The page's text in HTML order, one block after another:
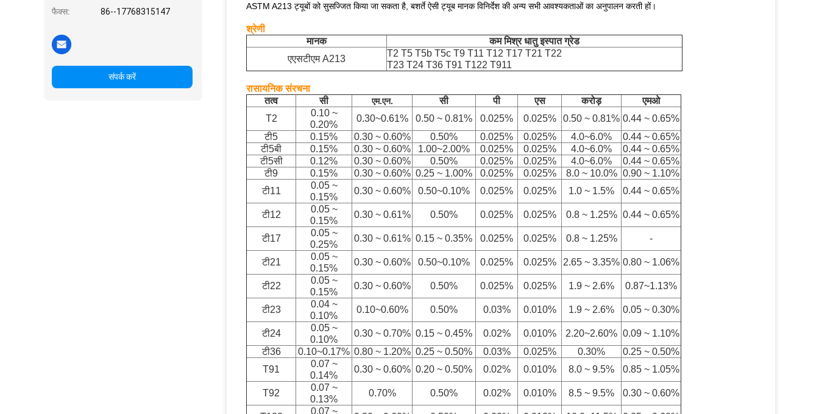
फैक्स: 86--17768315147
संपर्क करें
ASTM A213 ट्यूबों को सुसज्जित किया जा सकता है, बशर्ते ऐसी ट्यूब मानक विनिर्देश की अन्य सभी आवश्यकताओं का अनुपालन करती हों।
श्रेणी
मानक
कम मिश्र धातु इस्पात ग्रेड
एएसटीएम A213
T2 T5 T5b T5c T9 T11 T12 T17 T21 T22
T23 T24 T36 T91 T122 T911
रासायनिक संरचना
तत्व
सी एम.एन. सी पी एस करोड़
एमओ
T2
0.10 ~
0.20%
0.30~0.61% 0.50 ~ 0.81% 0.025% 0.025% 0.50 ~ 0.81% 0.44 ~ 0.65%
टी5
0.15% 0.30 ~ 0.60% 0.50% 0.025% 0.025% 4.0~6.0%
0.44 ~ 0.65%
टी5बी
0.15% 0.30 ~ 0.60% 1.00~2.00% 0.025% 0.025% 4.0~6.0%
0.44 ~ 0.65%
टी5सी 0.12% 0.30 ~ 0.60% 0.50% 0.025% 0.025% 4.0~6.0%
0.44 ~ 0.65%
टी9
0.15% 0.30 ~ 0.60% 0.25 ~ 1.00% 0.025% 0.025% 8.0 ~ 10.0% 0.90 ~ 1.10%
टी11
0.05 ~
0.15%
0.30 ~ 0.60% 0.50~0.10% 0.025% 0.025% 1.0 ~ 1.5% 0.44 ~ 0.65%
टी12
0.05 ~
0.15%
0.30 ~ 0.61% 0.50% 0.025% 0.025% 0.8 ~ 1.25% 0.44 ~ 0.65%
टी17
0.05 ~
0.25%
0.30 ~ 0.61% 0.15 ~ 0.35% 0.025% 0.025% 0.8 ~ 1.25% -
टी21
0.05 ~
0.15%
0.30 ~ 0.60% 0.50~0.10% 0.025% 0.025% 2.65 ~ 3.35% 0.80 ~ 1.06%
टी22
0.05 ~
0.15%
0.30 ~ 0.60% 0.50% 0.025% 0.025% 1.9 ~ 2.6% 0.87~1.13%
टी23
0.04 ~
0.10%
0.10~0.60% 0.50% 0.03% 0.010% 1.9 ~ 2.6% 0.05 ~ 0.30%
टी24
0.05 ~
0.10%
0.30 ~ 0.70% 0.15 ~ 0.45% 0.02% 0.010% 2.20~2.60% 0.09 ~ 1.10%
टी36
0.10~0.17% 0.80 ~ 1.20% 0.25 ~ 0.50% 0.03% 0.025% 0.30%
0.25 ~ 0.50%
T91
0.07 ~
0.14%
0.30 ~ 0.60% 0.20 ~ 0.50% 0.02% 0.010% 8.0 ~ 9.5% 0.85 ~ 1.05%
T92
0.07 ~
0.13%
0.70% 0.50% 0.02% 0.010% 8.5 ~ 9.5% 0.30 ~ 0.60%
0.07 ~